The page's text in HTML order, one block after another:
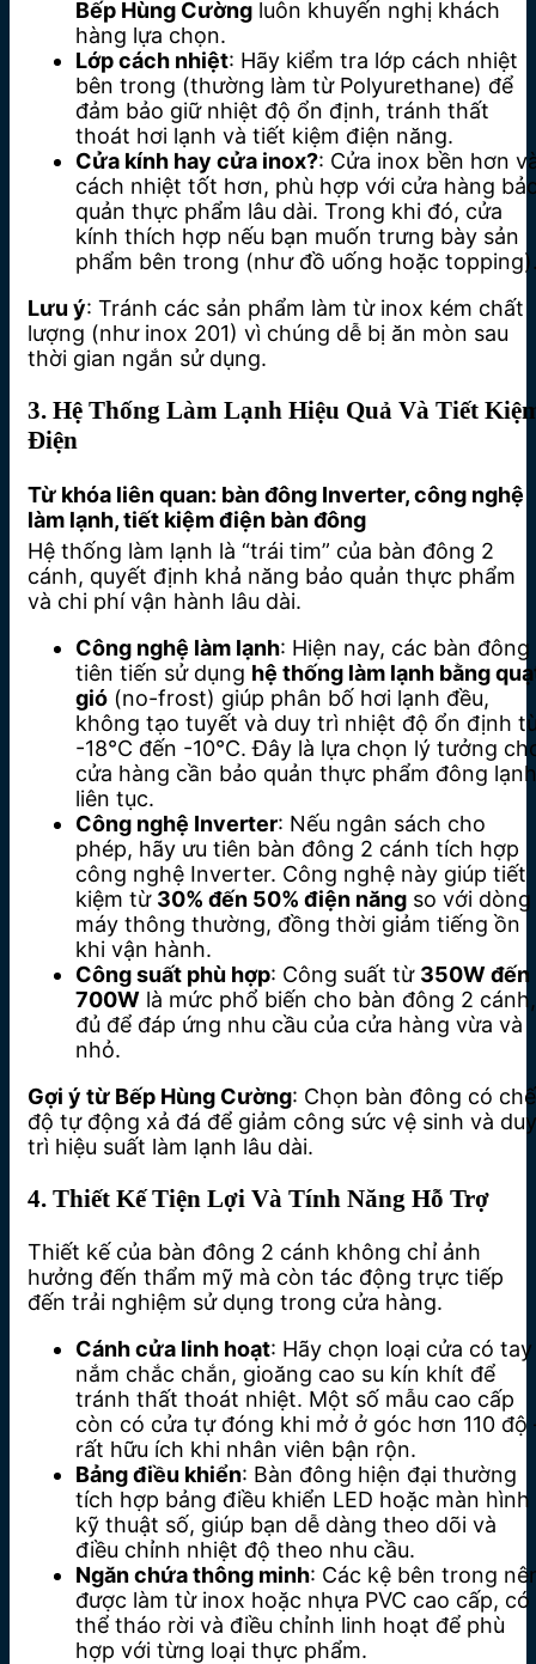
Bếp Hùng Cường luôn khuyến nghị khách
hàng lựa chọn.
Lớp cách nhiệt: Hãy kiểm tra lớp cách nhiệt
bên trong (thường làm từ Polyurethane) để
đảm bảo giữ nhiệt độ ổn định, tránh thất
thoát hơi lạnh và tiết kiệm điện năng.
Cửa kính hay cửa inox?: Cửa inox bền hơn
cách nhiệt tốt hơn, phù hợp với cửa hàng
quản thực phẩm lâu dài. Trong khi đó, cửa
kính thích hợp nếu bạn muốn trưng bày sản
phẩm bên trong (như đồ uống hoặc
Lưu ý: Tránh các sản phẩm làm từ inox kém chất
lượng (như inox 201) vì chúng dễ bị ăn mòn sau
thời gian ngắn sử dụng.
3. Hệ Thống Làm Lạnh Hiệu Quả Và Tiết
Điện
Từ khóa liên quan: bàn đông Inverter, công nghệ
làm lạnh, tiết kiệm điện bàn đông
Hệ thống làm lạnh là “trái tim” của bàn đông 2
cánh, quyết định khả năng bảo quản thực phẩm
và chi phí vận hành lâu dài.
Công nghệ làm lạnh: Hiện nay, các bàn đông
tiên tiến sử dụng hệ thống làm lạnh bằng
gió (no-frost) giúp phân bố hơi lạnh đều,
không tạo tuyết và duy trì nhiệt độ ổn định
-18°C đến -10°C. Đây là lựa chọn lý tưởng
cửa hàng cần bảo quản thực phẩm đông lạnh
liên tục.
Công nghệ Inverter: Nếu ngân sách cho
phép, hãy ưu tiên bàn đông 2 cánh tích hợp
công nghệ Inverter. Công nghệ này giúp tiết
kiệm từ 30% đến 50% điện năng so với dòng
máy thông thường, đồng thời giảm tiếng ồn
khi vận hành.
Công suất phù hợp: Công suất từ 350W đến
700W là mức phổ biến cho bàn đông 2 cánh,
đủ để đáp ứng nhu cầu của cửa hàng vừa và
nhỏ.
Gợi ý từ Bếp Hùng Cường: Chọn bàn đông có chế
độ tự động xả đá để giảm công sức vệ sinh và duy
trì hiệu suất làm lạnh lâu dài.
4. Thiết Kế Tiện Lợi Và Tính Năng Hỗ Trợ
Thiết kế của bàn đông 2 cánh không chỉ ảnh
hưởng đến thẩm mỹ mà còn tác động trực tiếp
đến trải nghiệm sử dụng trong cửa hàng.
Cánh cửa linh hoạt: Hãy chọn loại cửa có tay
nắm chắc chắn, gioăng cao su kín khít để
tránh thất thoát nhiệt. Một số mẫu cao cấp
còn có cửa tự đóng khi mở ở góc hơn 110 độ
rất hữu ích khi nhân viên bận rộn.
Bảng điều khiển: Bàn đông hiện đại thường
tích hợp bảng điều khiển LED hoặc màn hình
kỹ thuật số, giúp bạn dễ dàng theo dõi và
điều chỉnh nhiệt độ theo nhu cầu.
Ngăn chứa thông minh: Các kệ bên trong
được làm từ inox hoặc nhựa PVC cao cấp, có
thể tháo rời và điều chỉnh linh hoạt để phù
hợp với từng loại thực phẩm.